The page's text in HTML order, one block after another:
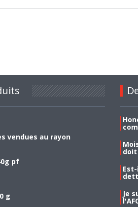
vendues au rayon
pf
g
doit
Je